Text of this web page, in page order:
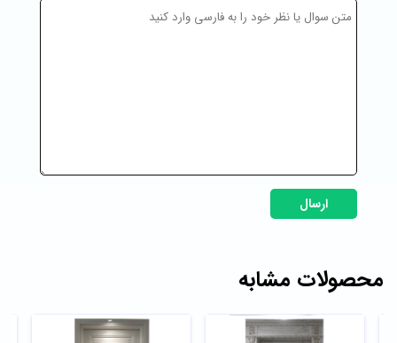
ارسال
محصولات مشابه